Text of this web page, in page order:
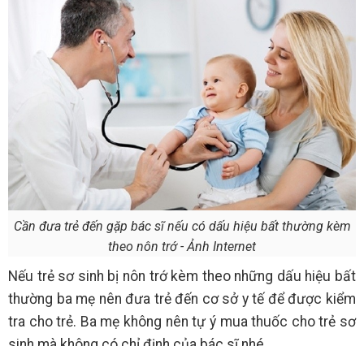
Cần đưa trẻ đến gặp bác sĩ nếu có dấu hiệu bất thường kèm
theo nôn trớ - Ảnh Internet
Nếu trẻ sơ sinh bị nôn trớ kèm theo những dấu hiệu bất
thường ba mẹ nên đưa trẻ đến cơ sở y tế để được kiểm
tra cho trẻ. Ba mẹ không nên tự ý mua thuốc cho trẻ sơ